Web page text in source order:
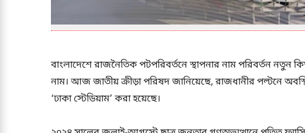
বাংলাদেশে রাজনৈতিক পটপরিবর্তনে স্থাপনার নাম পরিবর্তন নতুন
নাম। আজ জাতীয় ক্রীড়া পরিষদ জানিয়েছে, রাজধানীর পল্টনে
‘ঢাকা স্টেডিয়াম’ করা হয়েছে।